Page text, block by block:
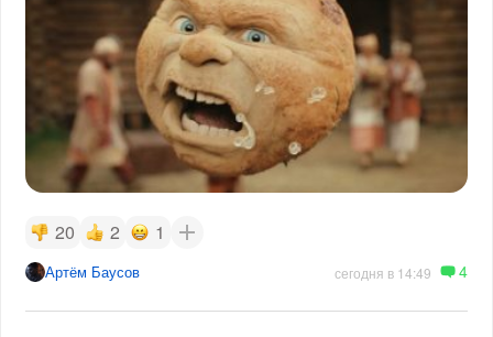
20 2 1
Артём Баусов сегодня в 14:49 4